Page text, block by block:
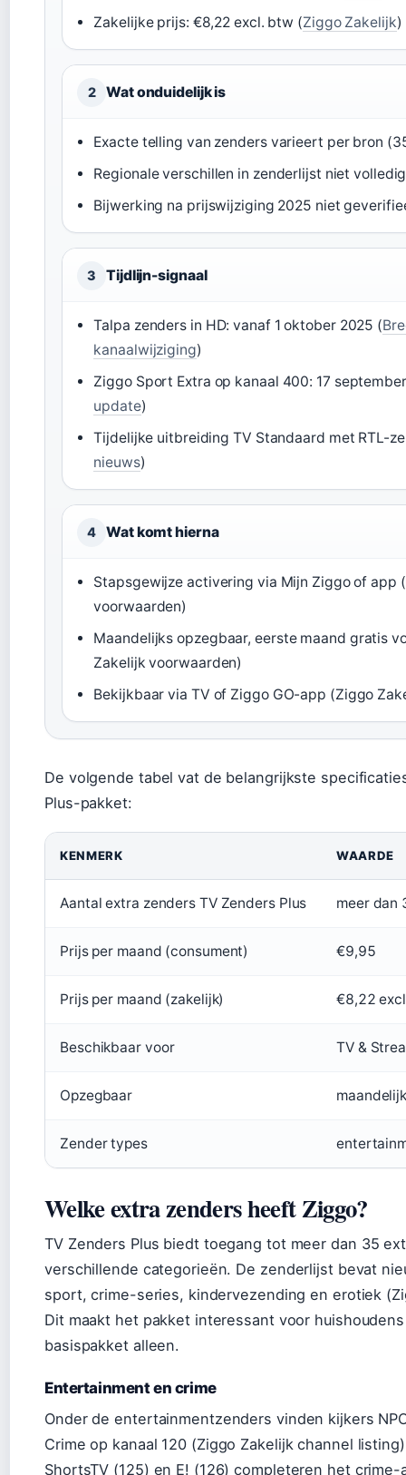
Zakelijke prijs: €8,22 excl. btw (Ziggo Zakelijk)
2 Wat onduidelijk is
Exacte telling van zenders varieert per bron
Regionale verschillen in zenderlijst niet
Bijwerking na prijswijziging 2025 niet
3 Tijdlijn-signaal
Talpa zenders in HD: vanaf 1 oktober 2025 (
kanaalwijziging)
Ziggo Sport Extra op kanaal 400: 17
update)
Tijdelijke uitbreiding TV Standaard met RTL-
nieuws)
4 Wat komt hierna
Stapsgewijze activering via Mijn Ziggo of app
voorwaarden)
Maandelijks opzegbaar, eerste maand gratis
Zakelijk voorwaarden)
Bekijkbaar via TV of Ziggo GO-app (Ziggo
De volgende tabel vat de belangrijkste
Plus-pakket:
KENMERK WAARDE
Aantal extra zenders TV Zenders Plus meer dan
Prijs per maand (consument) €9,95
Prijs per maand (zakelijk) €8,22
Beschikbaar voor TV &
Opzegbaar
Zender types
Welke extra zenders heeft Ziggo?
TV Zenders Plus biedt toegang tot meer dan 35
verschillende categorieën. De zenderlijst bevat
sport, crime-series, kindervezending en erotiek
Dit maakt het pakket interessant voor
basispakket alleen.
Entertainment en crime
Onder de entertainmentzenders vinden kijkers
Crime op kanaal 120 (Ziggo Zakelijk channel
ShortsTV (125) en E! (126) completeren het